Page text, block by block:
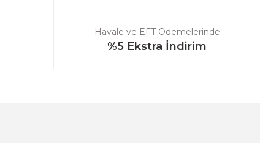
Havale ve EFT Ödemelerinde
%5 Ekstra İndirim